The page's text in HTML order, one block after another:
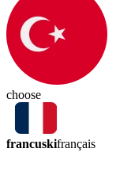
choose
francuskifrançais